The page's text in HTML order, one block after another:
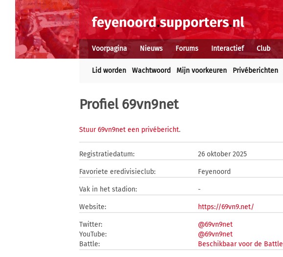
Voorpagina Nieuws Forums Interactief Club
Lid worden Wachtwoord Mijn voorkeuren Privéberichten
Profiel 69vn9net
Stuur 69vn9net een privébericht.
Registratiedatum: 26 oktober 2025
Favoriete eredivisieclub: Feyenoord
Vak in het stadion: -
Website: https://69vn9.net/
Twitter:
@69vn9net
YouTube:
@69vn9net
Battle:
Beschikbaar voor de Battle